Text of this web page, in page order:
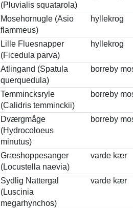
(Pluvialis squatarola)
Mosehornugle (Asio
flammeus)
hyllekrog
Lille Fluesnapper
(Ficedula parva)
hyllekrog
Atlingand (Spatula
querquedula)
borreby
Temmincksryle
(Calidris temminckii)
borreby
Dværgmåge
(Hydrocoloeus
minutus)
borreby
Græshoppesanger
(Locustella naevia)
varde kær
Sydlig Nattergal
(Luscinia
megarhynchos)
varde kær